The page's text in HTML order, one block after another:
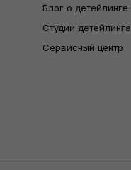
Блог о детейлинге
Студии детейлинга
Сервисный центр